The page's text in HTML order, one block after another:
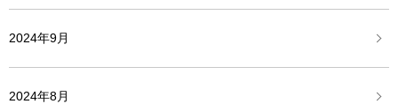
2024年9月
2024年8月